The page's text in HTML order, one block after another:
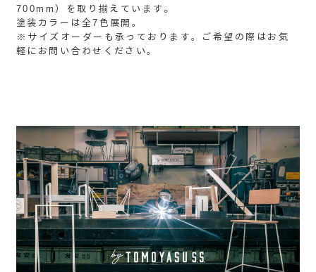
700mm）を取り揃えています。
塗装カラーは全7色展開。
※サイズオーダーも承っております。ご希望の際はお気
軽にお問い合わせください。